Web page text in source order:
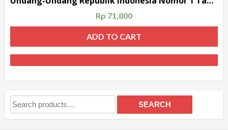
Rp 71,800
ADD TO CART
Search
for:
SEARCH